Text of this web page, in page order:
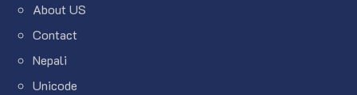
About US
Contact
Nepali
Unicode